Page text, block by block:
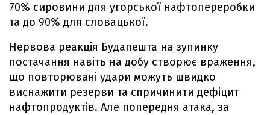
70% сировини для угорської нафтопереробки
та до 90% для словацької.
Нервова реакція Будапешта на зупинку
постачання навіть на добу створює враження,
що повторювані удари можуть швидко
виснажити резерви та спричинити дефіцит
нафтопродуктів. Але попередня атака, за